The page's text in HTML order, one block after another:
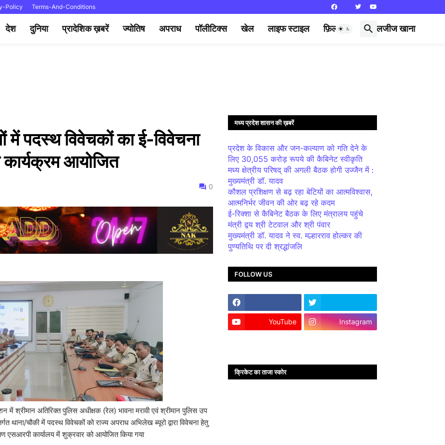
Policy Terms-And-Conditions
देश दुनिया प्रादेशिक ख़बरें ज्योतिष अपराध पॉलीटिक्स खेल लाइफ स्टाइल फ़िल्मी दुनिया लजीज खाना
पदस्थ विवेचकों का ई-विवेचना
कार्यक्रम आयोजित
0
श्रीमान अतिरिक्त पुलिस अधीक्षक (रेल) भावना मरावी एवं श्रीमान पुलिस उप
थाना/चौकी में पदस्थ विवेचकों को राज्य अपराध अभिलेख ब्यूरो द्वारा विवेचना हेतु
एसआरपी कार्यालय में शुक्रवार को आयोजित किया गया
मध्य प्रदेश शासन की ख़बरें
प्रदेश के विकास और जन-कल्याण को गति देने के
लिए 30,055 करोड़ रूपये की कैबिनेट स्वीकृति
मध्य क्षेत्रीय परिषद् की अगली बैठक होगी उज्जैन में :
मुख्यमंत्री डॉ. यादव
कौशल प्रशिक्षण से बढ़ रहा बेटियों का आत्मविश्वास,
आत्मनिर्भर जीवन की ओर बढ़ रहे कदम
ई-रिक्शा से कैबिनेट बैठक के लिए मंत्रालय पहुंचे
मंत्री द्वय श्री टेटवाल और श्री पंवार
मुख्यमंत्री डॉ. यादव ने स्व. मल्हारराव होल्कर की
पुण्यतिथि पर दी श्रद्धांजलि
FOLLOW US
YouTube Instagram
क्रिकेट का ताजा स्कोर